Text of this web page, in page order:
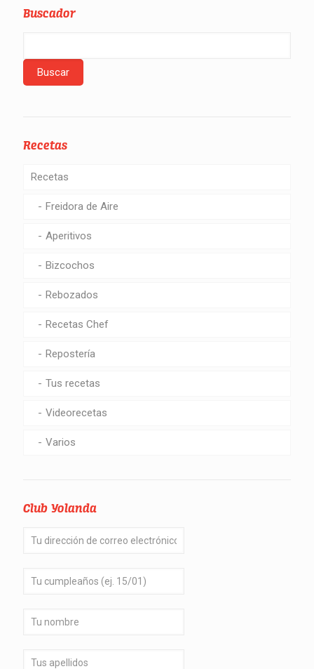
Buscador
Recetas
Recetas
Freidora de Aire
Aperitivos
Bizcochos
Rebozados
Recetas Chef
Repostería
Tus recetas
Videorecetas
Varios
Club Yolanda